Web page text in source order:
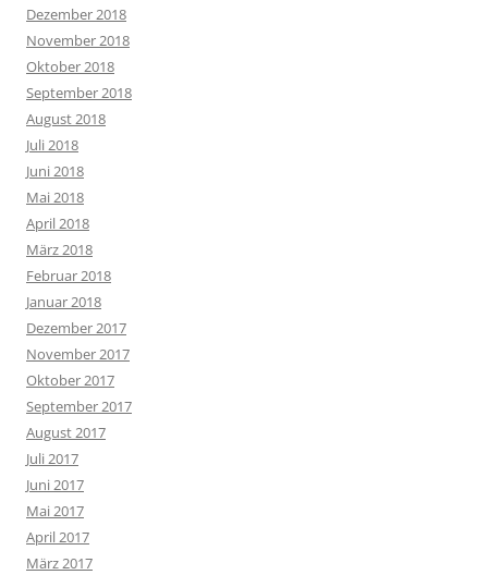
Dezember 2018
November 2018
Oktober 2018
September 2018
August 2018
Juli 2018
Juni 2018
Mai 2018
April 2018
März 2018
Februar 2018
Januar 2018
Dezember 2017
November 2017
Oktober 2017
September 2017
August 2017
Juli 2017
Juni 2017
Mai 2017
April 2017
März 2017